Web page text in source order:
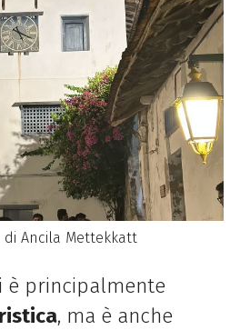
di Ancila Mettekkatt
è principalmente
, ma è anche